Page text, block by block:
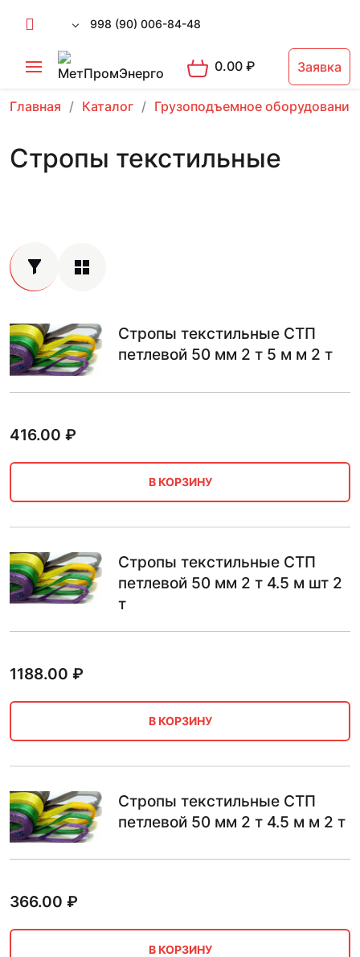
998 (90) 006-84-48
0.00₽ Заявка
Главная Каталог Грузоподъемное оборудование
Стропы текстильные
Стропы текстильные СТП
петлевой 50 мм 2 т 5 м м 2 т
416.00 ₽
В КОРЗИНУ
Стропы текстильные СТП
петлевой 50 мм 2 т 4.5 м шт 2
т
1188.00 ₽
В КОРЗИНУ
Стропы текстильные СТП
петлевой 50 мм 2 т 4.5 м м 2 т
366.00 ₽
В КОРЗИНУ